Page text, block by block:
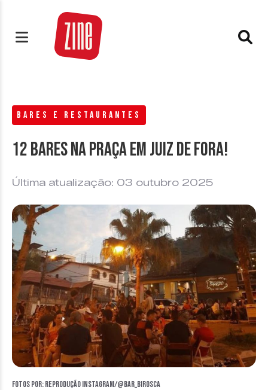
BARES E RESTAURANTES
12 Bares na Praça em Juiz de Fora!
Última atualização: 03 outubro 2025
Fotos por: Reprodução Instagram/@bar_birosca